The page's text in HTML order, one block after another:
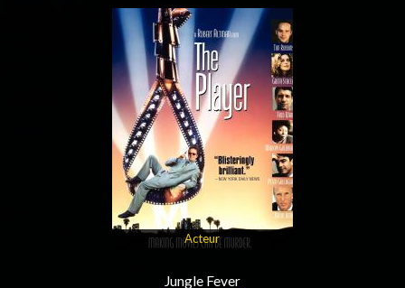
Acteur
Jungle Fever